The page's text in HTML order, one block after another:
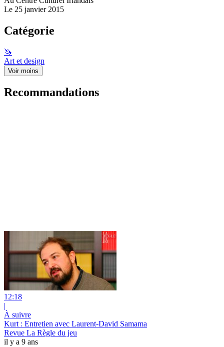
Le 25 janvier 2015
Catégorie
🦄
Art et design
Voir moins
Recommandations
12:18
|
À suivre
Kurt : Entretien avec Laurent-David Samama
Revue La Règle du jeu
il y a 9 ans